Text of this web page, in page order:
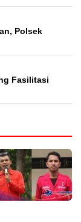
Polsek
Fasilitasi